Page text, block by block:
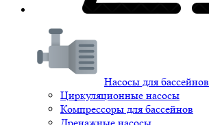
Насосы для бассейнов
Циркуляционные насосы
Компрессоры для бассейнов